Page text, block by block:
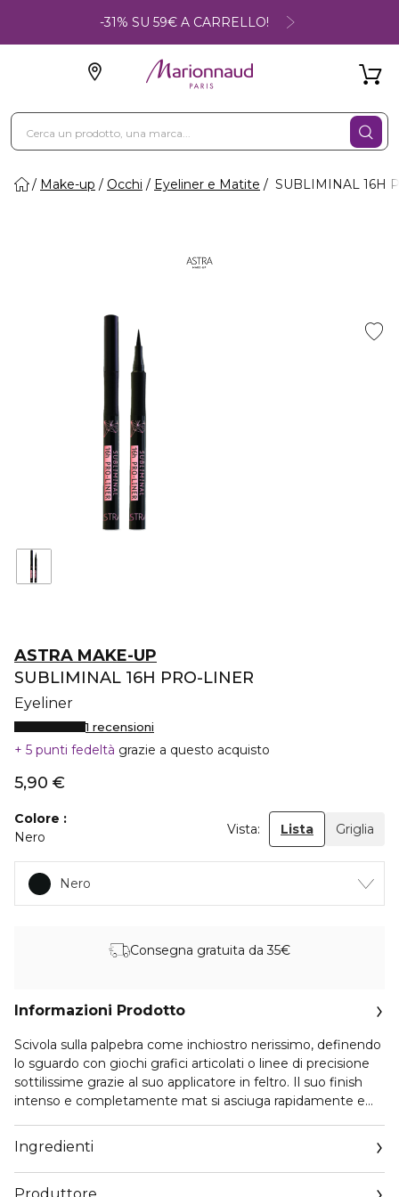
-31% SU 59€ A CARRELLO!
Make-up Occhi Eyeliner e Matite SUBLIMINAL 16H
ASTRA MAKE-UP
SUBLIMINAL 16H PRO-LINER
Eyeliner
1 recensioni
5 punti fedeltà grazie a questo acquisto
5,90 €
Colore
Nero
Vista: Lista Griglia
Nero
Consegna gratuita da 35€
Informazioni Prodotto
Scivola sulla palpebra come inchiostro nerissimo, definendo
lo sguardo con giochi grafici articolati o linee di precisione
sottilissime grazie al suo applicatore in feltro. Il suo finish
intenso e completamente mat si asciuga rapidamente e
vegetale garantisce l'assorbimento degli oli in eccesso,
permettendo così al prodotto di essere utilizzato anche
sugli ombretti. Facile da applicare, l'impugnatura
Ingredienti